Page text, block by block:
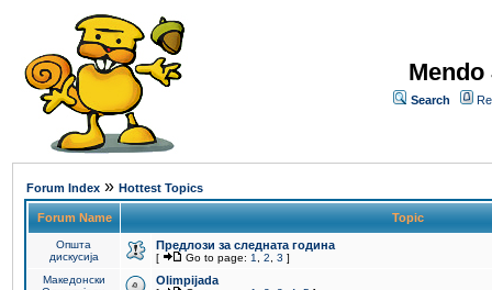
Search
Forum Index » Hottest Topics
Forum Name Topic
Општа
дискусија
Предлози за следната година
[ Go to page: 1 2 3 ]
Македонски
Olimpijada